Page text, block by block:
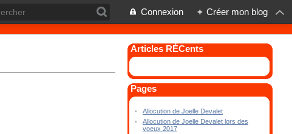
Connexion + Créer mon blog
Articles RÉCents
Pages
Allocution de Joelle Devalet
Allocution de Joelle Devalet lors des
voeux 2017